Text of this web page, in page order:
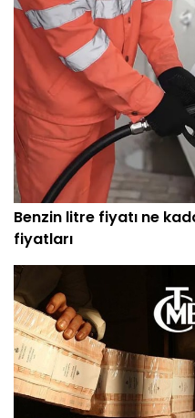
Benzin litre fiyatı ne
fiyatları